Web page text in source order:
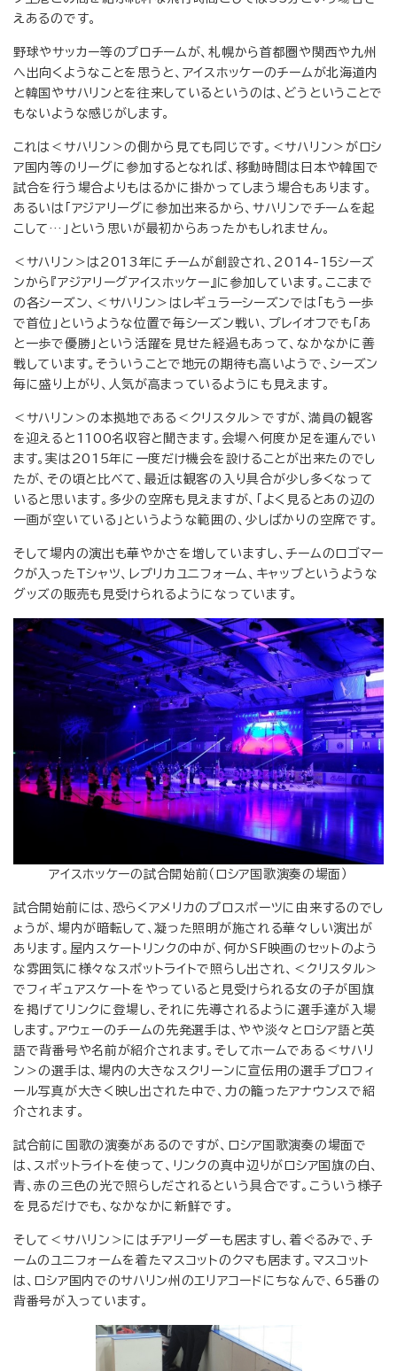
えあるのです。
野球やサッカー等のプロチームが、札幌から首都圏や関西や九州
へ出向くようなことを思うと、アイスホッケーのチームが北海道内
と韓国やサハリンとを往来しているというのは、どうということで
もないような感じがします。
これは＜サハリン＞の側から見ても同じです。＜サハリン＞がロシ
ア国内等のリーグに参加するとなれば、移動時間は日本や韓国で
試合を行う場合よりもはるかに掛かってしまう場合もあります。
あるいは「アジアリーグに参加出来るから、サハリンでチームを起
こして…」という思いが最初からあったかもしれません。
＜サハリン＞は2013年にチームが創設され、2014-15シーズ
ンから『アジアリーグアイスホッケー』に参加しています。ここまで
の各シーズン、＜サハリン＞はレギュラーシーズンでは「もう一歩
で首位」というような位置で毎シーズン戦い、プレイオフでも「あ
と一歩で優勝」という活躍を見せた経過もあって、なかなかに善
戦しています。そういうことで地元の期待も高いようで、シーズン
毎に盛り上がり、人気が高まっているようにも見えます。
＜サハリン＞の本拠地である＜クリスタル＞ですが、満員の観客
を迎えると1100名収容と聞きます。会場へ何度か足を運んでい
ます。実は2015年に一度だけ機会を設けることが出来たのでし
たが、その頃と比べて、最近は観客の入り具合が少し多くなって
いると思います。多少の空席も見えますが、「よく見るとあの辺の
一画が空いている」というような範囲の、少しばかりの空席です。
そして場内の演出も華やかさを増していますし、チームのロゴマー
クが入ったTシャツ、レプリカユニフォーム、キャップというような
グッズの販売も見受けられるようになっています。
アイスホッケーの試合開始前（ロシア国歌演奏の場面）
試合開始前には、恐らくアメリカのプロスポーツに由来するのでし
ょうが、場内が暗転して、凝った照明が施される華々しい演出が
あります。屋内スケートリンクの中が、何かSF映画のセットのよう
な雰囲気に様々なスポットライトで照らし出され、＜クリスタル＞
でフィギュアスケートをやっていると見受けられる女の子が国旗
を掲げてリンクに登場し、それに先導されるように選手達が入場
します。アウェーのチームの先発選手は、やや淡々とロシア語と英
語で背番号や名前が紹介されます。そしてホームである＜サハリ
ン＞の選手は、場内の大きなスクリーンに宣伝用の選手プロフィ
ール写真が大きく映し出された中で、力の籠ったアナウンスで紹
介されます。
試合前に国歌の演奏があるのですが、ロシア国歌演奏の場面で
は、スポットライトを使って、リンクの真中辺りがロシア国旗の白、
青、赤の三色の光で照らしだされるという具合です。こういう様子
を見るだけでも、なかなかに新鮮です。
そして＜サハリン＞にはチアリーダーも居ますし、着ぐるみで、チ
ームのユニフォームを着たマスコットのクマも居ます。マスコット
は、ロシア国内でのサハリン州のエリアコードにちなんで、65番の
背番号が入っています。